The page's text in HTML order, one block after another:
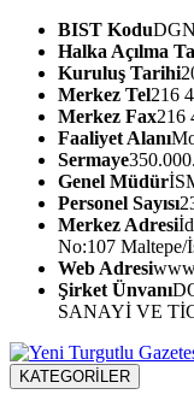
BIST Kodu
Halka Açılma
Kuruluş Tarihi
Merkez Tel216
Merkez Fax216
Faaliyet Alanı
Sermaye
Genel Müdür
Personel Sayısı
Merkez Adresi
No:107 Maltepe/
Web Adresi
Şirket Ünvanı
SANAYİ VE
KATEGORİLER